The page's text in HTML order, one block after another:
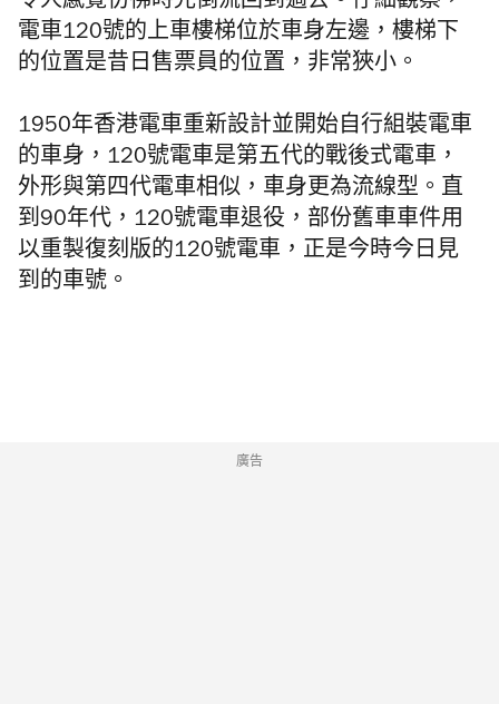
電車120號的上車樓梯位於車身左邊，樓梯下
的位置是昔日售票員的位置，非常狹小。
1950年香港電車重新設計並開始自行組裝電車
的車身，120號電車是第五代的戰後式電車，
外形與第四代電車相似，車身更為流線型。直
到90年代，120號電車退役，部份舊車車件用
以重製復刻版的120號電車，正是今時今日見
到的車號。
廣告